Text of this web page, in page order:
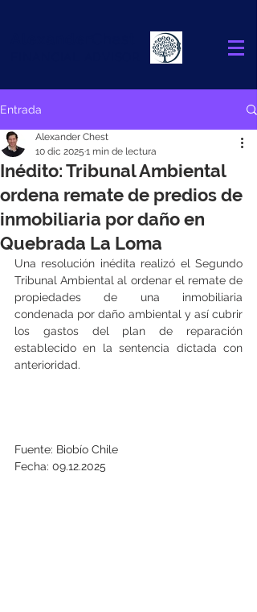
Entrada
Inédito: Tribunal Ambiental
ordena remate de predios de
inmobiliaria por daño en
Quebrada La Loma
Alexander Chest
10 dic 2025 1 min de lectura
Una resolución inédita realizó el Segundo
Tribunal Ambiental al ordenar el remate de
propiedades de una inmobiliaria
condenada por daño ambiental y así cubrir
los gastos del plan de reparación
establecido en la sentencia dictada con
anterioridad.
Fuente: Biobío Chile
Fecha: 09.12.2025